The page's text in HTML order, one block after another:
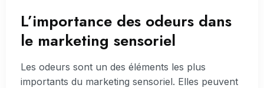
L’importance des odeurs dans
le marketing sensoriel
Les odeurs sont un des éléments les plus
importants du marketing sensoriel. Elles peuvent